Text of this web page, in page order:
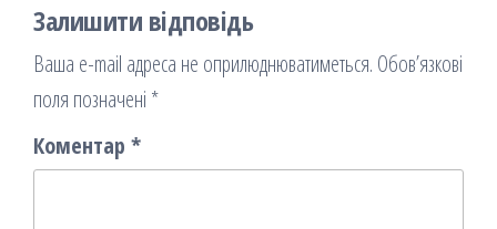
Залишити відповідь
Ваша e-mail адреса не оприлюднюватиметься. Обов’язкові
поля позначені *
Коментар *